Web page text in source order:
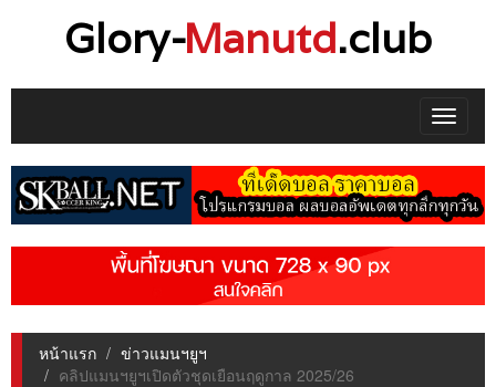
Glory-Manutd.club
Toggle
หน้าแรก
ข่าวแมนฯยูฯ
คลิปแมนฯยูฯเปิดตัวชุดเยือนฤดูกาล 2025/26